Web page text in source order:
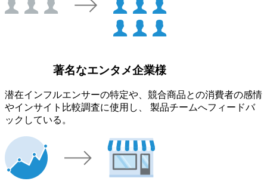
著名なエンタメ企業様
潜在インフルエンサーの特定や、競合商品との消費者の感情
やインサイト比較調査に使用し、 製品チームへフィードバ
ックしている。